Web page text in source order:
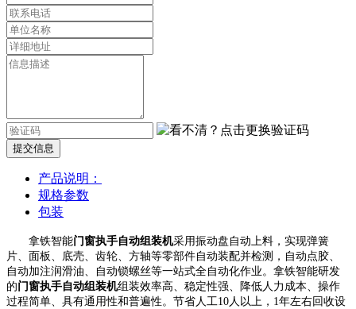
提交信息
产品说明：
规格参数
包装
拿铁智能门窗执手自动组装机采用振动盘自动上料 ， 实现弹簧
片、面板、底壳、齿轮、方轴等零部件自动装配并检测，自动点胶、
自动加注润滑油、自动锁螺丝等一站式全自动化作业。 拿铁智能研发
的门窗执手自动组装机组装效率高、稳定性强、降低人力成本、操作
过程简单、具有通用性和普遍性。节省人工10人以上，1年左右回收设